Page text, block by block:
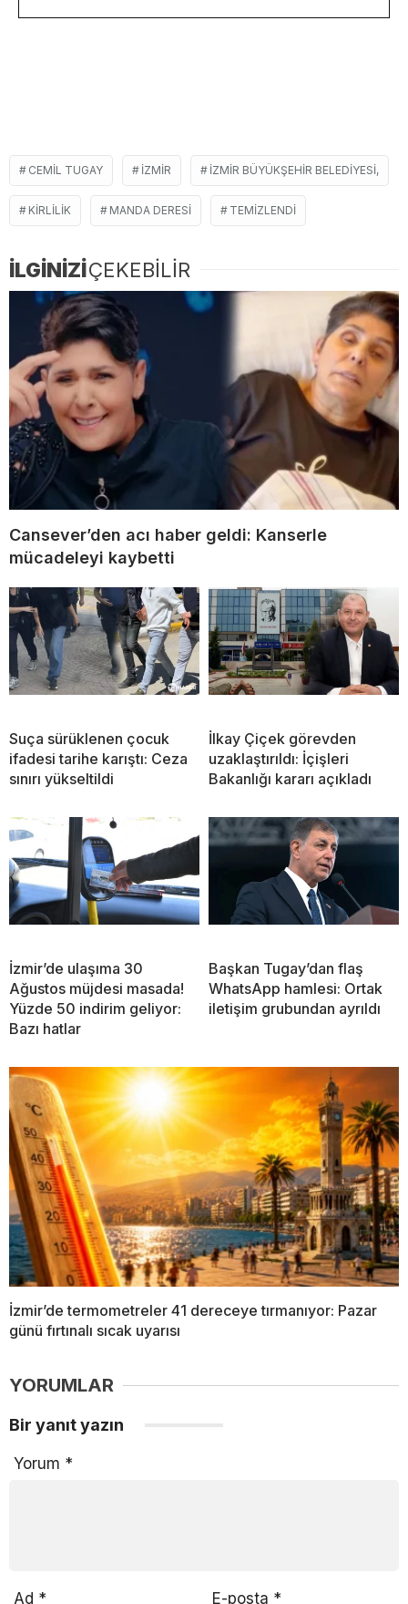
CEMIL TUGAY İZMIR İZMIR BÜYÜKŞEHIR BELEDIYESI,
KIRLILIK MANDA DERESI TEMIZLENDI
İLGİNİZİÇEKEBİLİR
Cansever’den acı haber geldi: Kanserle
mücadeleyi kaybetti
Suça sürüklenen çocuk
ifadesi tarihe karıştı: Ceza
sınırı yükseltildi
İlkay Çiçek görevden
uzaklaştırıldı: İçişleri
Bakanlığı kararı açıkladı
İzmir’de ulaşıma 30
Ağustos müjdesi masada!
Yüzde 50 indirim geliyor:
Bazı hatlar
Başkan Tugay’dan flaş
WhatsApp hamlesi: Ortak
iletişim grubundan ayrıldı
İzmir’de termometreler 41 dereceye tırmanıyor: Pazar
günü fırtınalı sıcak uyarısı
YORUMLAR
Bir yanıt yazın
Yorum *
Ad * E-posta *